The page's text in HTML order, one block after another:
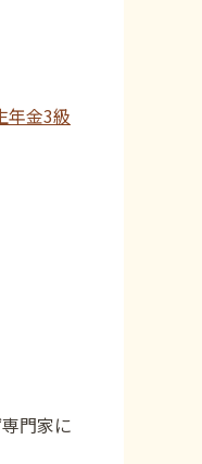
年金3級
専門家に